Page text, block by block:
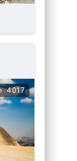
4 017